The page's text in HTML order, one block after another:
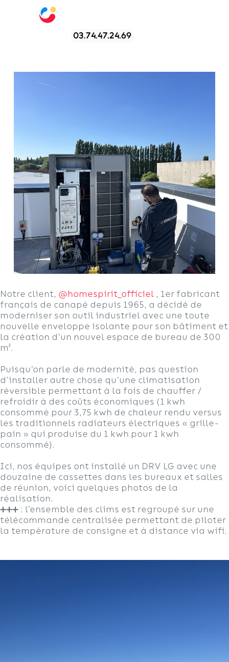
03.74.47.24.69
Notre client, @homespirit_officiel , 1er fabricant
français de canapé depuis 1965, a décidé de
moderniser son outil industriel avec une toute
nouvelle enveloppe isolante pour son bâtiment et
la création d’un nouvel espace de bureau de 300
m².
Puisqu’on parle de modernité, pas question
d’installer autre chose qu’une climatisation
réversible permettant à la fois de chauffer /
refroidir à des coûts économiques (1 kwh
consommé pour 3,75 kwh de chaleur rendu versus
les traditionnels radiateurs électriques « grille-
pain » qui produise du 1 kwh pour 1 kwh
consommé).
Ici, nos équipes ont installé un DRV LG avec une
douzaine de cassettes dans les bureaux et salles
de réunion, voici quelques photos de la
réalisation.
➕➕➕ : l’ensemble des clims est regroupé sur une
télécommande centralisée permettant de piloter
la température de consigne et à distance via wifi.